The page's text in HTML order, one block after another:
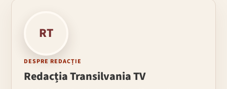
RT
DESPRE REDACȚIE
Redacția Transilvania TV